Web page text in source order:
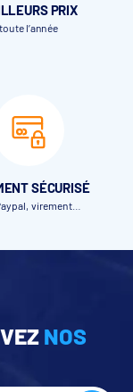
PRIX
toute l’année
SÉCURISÉ
virement…
NOS